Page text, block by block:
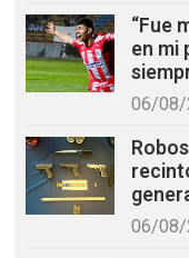
“Fue
en mi
06/08/
06/08/